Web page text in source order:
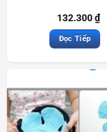
132.300₫
Đọc Tiếp